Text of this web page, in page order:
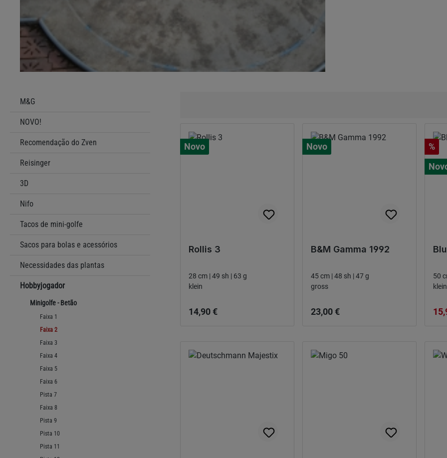
M&G
NOVO!
Recomendação do Zven
Reisinger
3D
Nifo
Tacos de mini-golfe
Sacos para bolas e acessórios
Necessidades das plantas
Hobbyjogador
Minigolfe - Betão
Faixa 1
Faixa 2
Faixa 3
Faixa 4
Faixa 5
Faixa 6
Pista 7
Faixa 8
Pista 9
Pista 10
Pista 11
Novo
Rollis 3
28 cm | 49 sh | 63 g
klein
14,90 €
Novo
B&M Gamma 1992
45 cm | 48 sh | 47 g
gross
23,00 €
%
50
klein